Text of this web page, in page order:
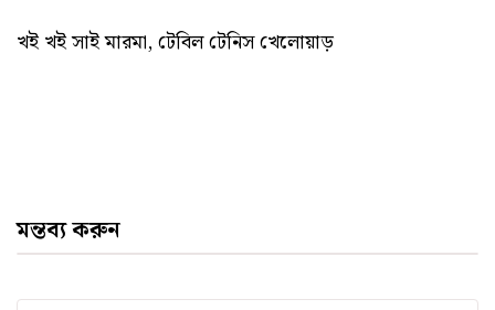
খই খই সাই মারমা, টেবিল টেনিস খেলোয়াড়
মন্তব্য করুন